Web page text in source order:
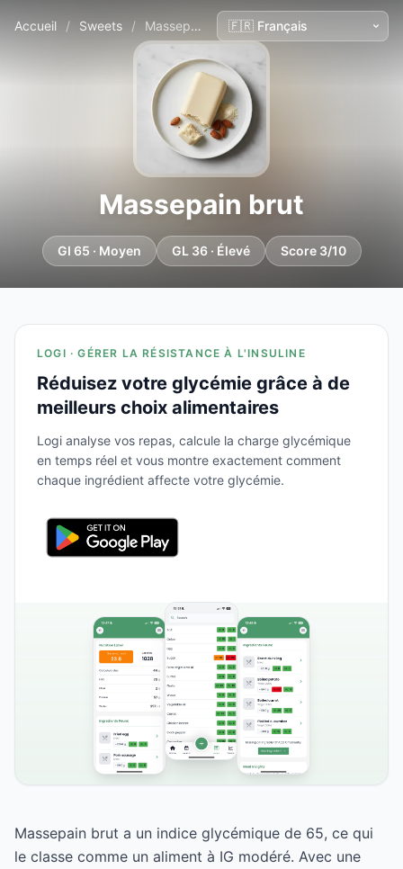
Accueil / Sweets / Massepain brut
Massepain brut
GI 65 · Moyen GL 36 · Élevé Score 3/10
LOGI · GÉRER LA RÉSISTANCE À L'INSULINE
Réduisez votre glycémie grâce à de
meilleurs choix alimentaires
Logi analyse vos repas, calcule la charge glycémique
en temps réel et vous montre exactement comment
chaque ingrédient affecte votre glycémie.
Massepain brut a un indice glycémique de 65, ce qui
le classe comme un aliment à IG modéré. Avec une